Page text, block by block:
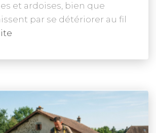
et ardoises, bien que
par se détériorer au fil